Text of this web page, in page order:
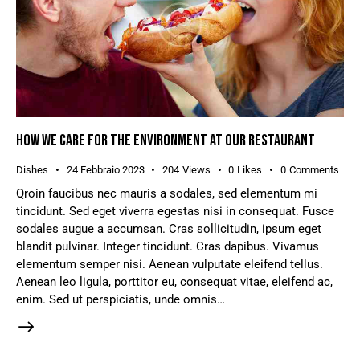
HOW WE CARE FOR THE ENVIRONMENT AT OUR RESTAURANT
Dishes 24 Febbraio 2023 204 Views 0 Likes 0 Comments
Qroin faucibus nec mauris a sodales, sed elementum mi
tincidunt. Sed eget viverra egestas nisi in consequat. Fusce
sodales augue a accumsan. Cras sollicitudin, ipsum eget
blandit pulvinar. Integer tincidunt. Cras dapibus. Vivamus
elementum semper nisi. Aenean vulputate eleifend tellus.
Aenean leo ligula, porttitor eu, consequat vitae, eleifend ac,
enim. Sed ut perspiciatis, unde omnis…